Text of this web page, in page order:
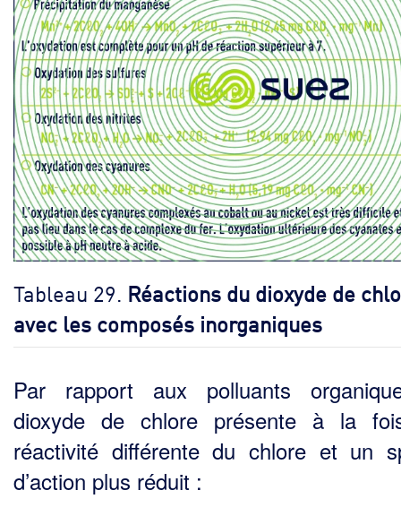
Tableau 29. Réactions du dioxyde de
avec les composés inorganiques
Par rapport aux polluants
dioxyde de chlore présente à la
réactivité différente du chlore et un
d’action plus réduit :